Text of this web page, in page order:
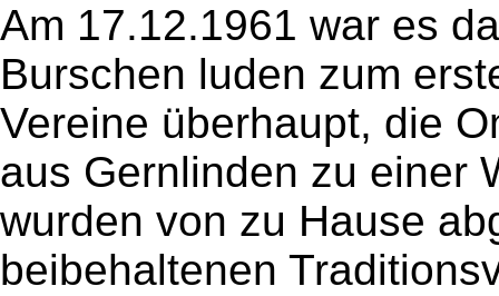
Am 17.12.1961 war es
Burschen luden zum
Vereine überhaupt, die
aus Gernlinden zu einer
wurden von zu Hause
beibehaltenen